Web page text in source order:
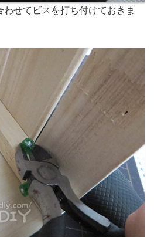
せてビスを打ち付けておきま